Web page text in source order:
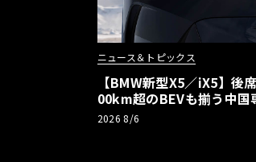
ニュース＆トピックス
【BMW新型X5／iX5】後
00km超のBEVも揃う中国
2026 8/6